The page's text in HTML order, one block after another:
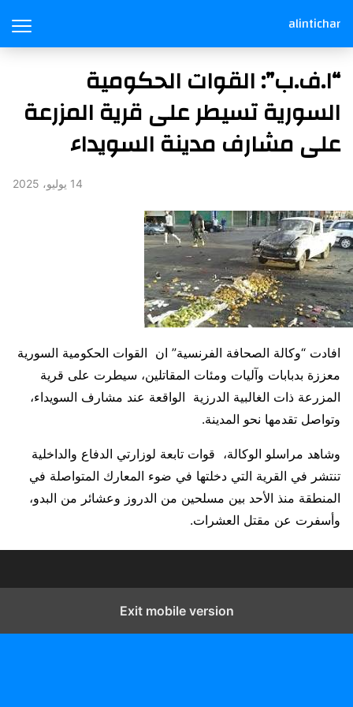
alintichar
“ا.ف.ب”: القوات الحكومية
السورية تسيطر على قرية المزرعة
على مشارف مدينة السويداء
14 يوليو، 2025
افادت “وكالة الصحافة الفرنسية” ان القوات الحكومية السورية
معززة بدبابات وآليات ومئات المقاتلين، سيطرت على قرية
المزرعة ذات الغالبية الدرزية الواقعة عند مشارف السويداء،
وتواصل تقدمها نحو المدينة.
وشاهد مراسلو الوكالة، قوات تابعة لوزارتي الدفاع والداخلية
تنتشر في القرية التي دخلتها في ضوء المعارك المتواصلة في
المنطقة منذ الأحد بين مسلحين من الدروز وعشائر من البدو،
وأسفرت عن مقتل العشرات.
Exit mobile version